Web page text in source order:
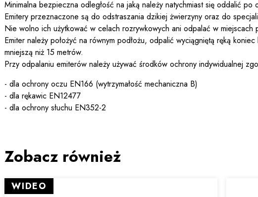
Minimalna bezpieczna odległość na jaką należy natychmiast się oddalić po
Emitery przeznaczone są do odstraszania dzikiej żwierzyny oraz do
Nie wolno ich użytkować w celach rozrywkowych ani odpalać w miejscach
Emiter należy położyć na równym podłożu, odpalić wyciągniętą ręką
mniejszą niż 15 metrów.
Przy odpalaniu emiterów należy używać środków ochrony indywidualnej
- dla ochrony oczu EN166 (wytrzymałość mechaniczna B)
- dla rękawic EN12477
- dla ochrony słuchu EN352-2
Zobacz również
WIDEO